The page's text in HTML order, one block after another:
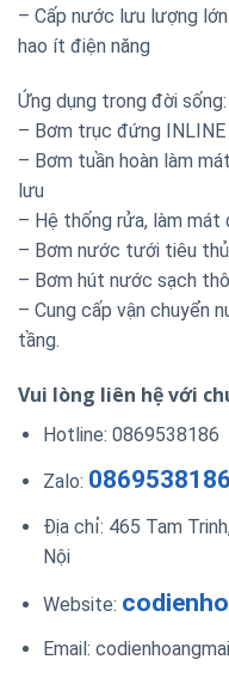
– Cấp nước lưu lượng
hao ít điện năng
Ứng dụng trong đời sống:
– Bơm trục đứng
– Bơm tuần hoàn làm
lưu
– Hệ thống rửa, làm mát
– Bơm nước tưới tiêu
– Bơm hút nước sạch
– Cung cấp vận chuyển
tầng.
Vui lòng liên hệ với
Hotline: 0869538186
Zalo: 0869538186
Địa chỉ: 465 Tam
Nội
Website:
Email: